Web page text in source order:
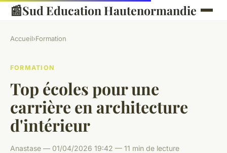
📰Sud Education Hautenormandie
Accueil›Formation
FORMATION
Top écoles pour une
carrière en architecture
d'intérieur
Anastase — 01/04/2026 19:42 — 11 min de lecture